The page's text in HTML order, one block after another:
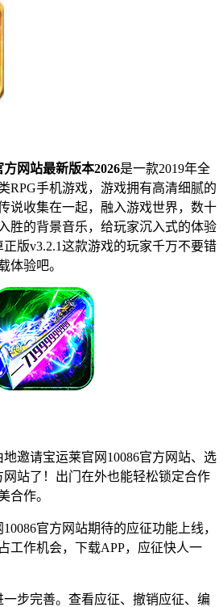
方网站最新版本2026是一款2019年全
RPG手机游戏，游戏拥有高清细腻的
说收集在一起，融入游戏世界，数十
胜的背景音乐，给玩家沉入式的体验
版v3.2.1这款游戏的玩家千万不要错
体验吧。
请宝运莱官网10086官方网站、选
网站了！出门在外也能轻松锁定合作
合作。
官方网站期待的应征功能上线，
工作机会，下载APP，应征快人一
步完善。查看应征、撤销应征、编